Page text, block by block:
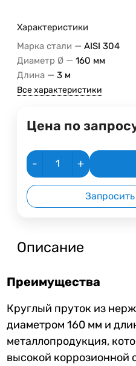
Характеристики
Марка стали — AISI 304
Диаметр Ø — 160 мм
Длина — 3 м
Все характеристики
Цена по
- +
Описание
Преимущества
Круглый пруток из
диаметром 160 мм и
металлопродукция,
высокой коррозионной